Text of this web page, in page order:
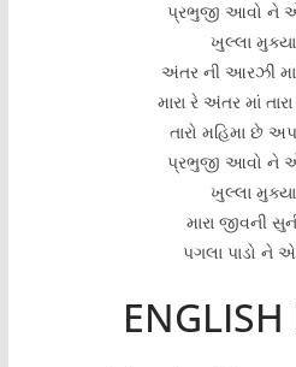
પ્રભુજી આવો ને
ખુલ્લા
અંતર ની આરઝી
મારા રે અંતર માં
તારો મહિમા છે
પ્રભુજી આવો ને
ખુલ્લા
મારા જીવની
પગલા પાડો ને
ENGLISH